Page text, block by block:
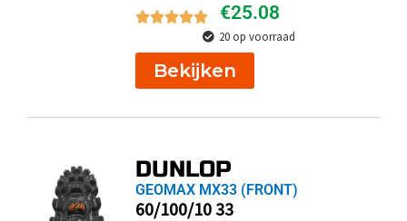
€25.08
20 op voorraad
Bekijken
DUNLOP
GEOMAX MX33 (FRONT)
60/100/10 33